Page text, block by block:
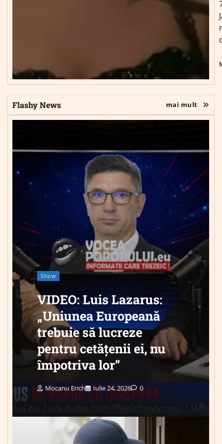
Flashy News mai mult
Show
VIDEO: Luis Lazarus:
„Uniunea Europeană
trebuie să lucreze
pentru cetățenii ei, nu
împotriva lor”
Mocanu Erich Iulie 24, 2026 0